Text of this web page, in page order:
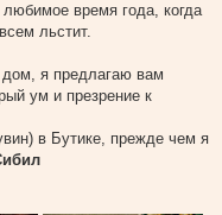
время года, когда
льстит.
я предлагаю вам
ум и презрение к
в Бутике, прежде чем я